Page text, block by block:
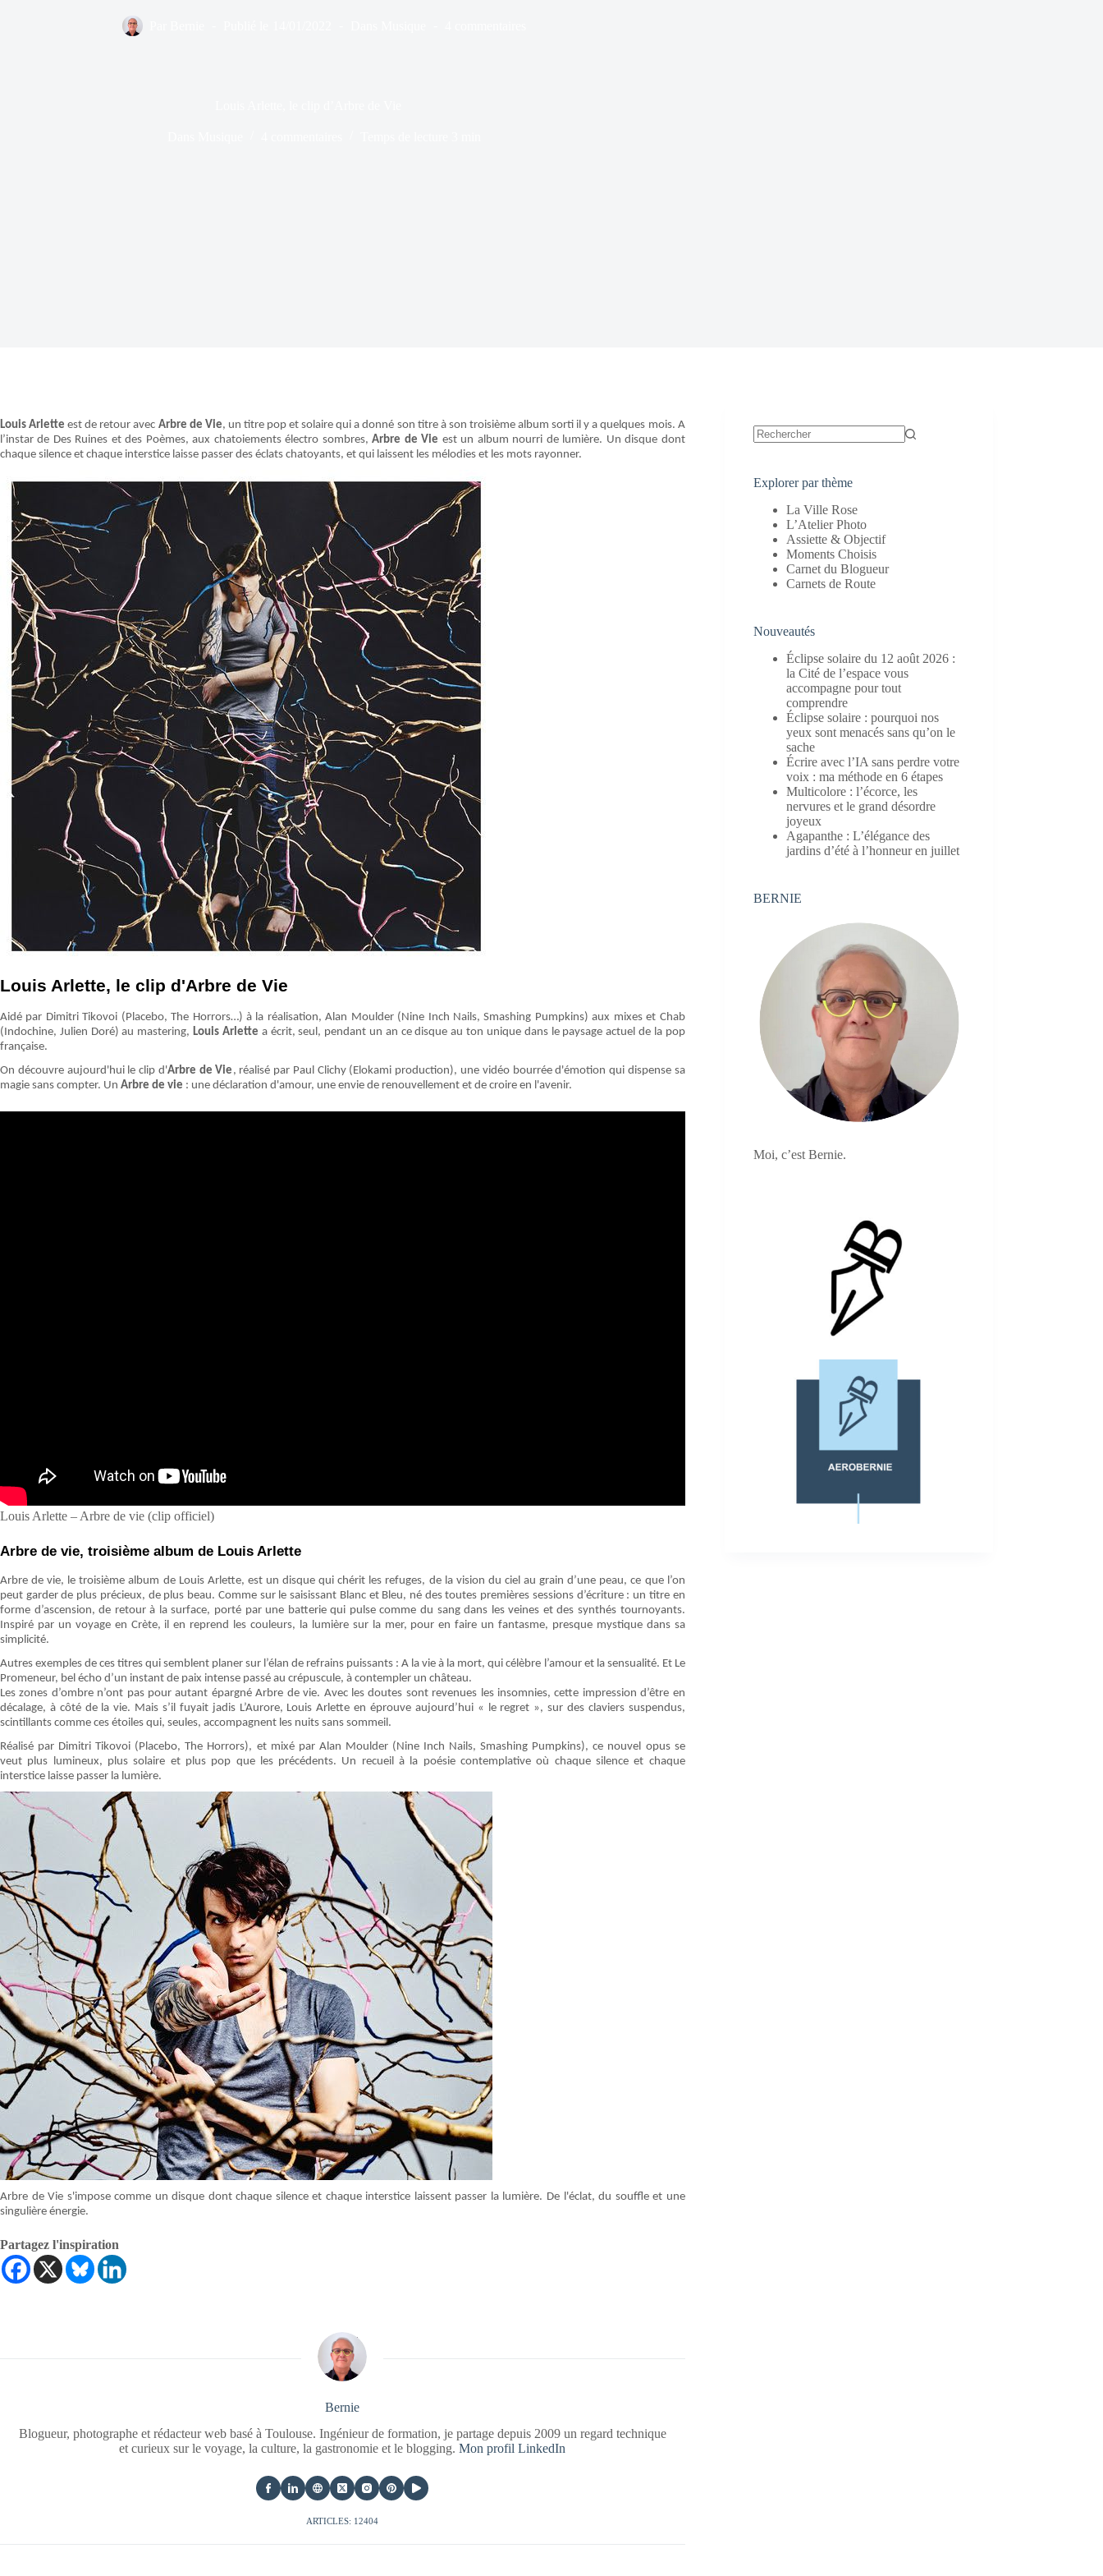
Louis Arlette est de retour avec Arbre de Vie, un titre pop et solaire qui a donné son titre à son troisième album sorti il y a quelques mois. A
l’instar de Des Ruines et des Poèmes, aux chatoiements électro sombres,Arbre de Vie est un album nourri de lumière. Un disque dont
chaque silence et chaque interstice laisse passer des éclats chatoyants, et qui laissent les mélodies et les mots rayonner.
Louis Arlette, le clip d'Arbre de Vie
Aidé par Dimitri Tikovoi (Placebo, The Horrors…) à la réalisation, Alan Moulder (Nine Inch Nails, Smashing Pumpkins) aux mixes et Chab
(Indochine, Julien Doré) au mastering, Louis Arlette a écrit, seul, pendant un an ce disque au ton unique dans le paysage actuel de la pop
française.
On découvre aujourd'hui le clip d'Arbre de Vie , réalisé par Paul Clichy (Elokami production), une vidéo bourrée d'émotion qui dispense sa
magie sans compter. Un Arbre de vie : une déclaration d'amour, une envie de renouvellement et de croire en l'avenir.
Louis Arlette – Arbre de vie (clip officiel)
Arbre de vie, troisième album de Louis Arlette
Arbre de vie, le troisième album de Louis Arlette, est un disque qui chérit les refuges, de la vision du ciel au grain d’une peau, ce que l’on
peut garder de plus précieux, de plus beau. Comme sur le saisissant Blanc et Bleu, né des toutes premières sessions d’écriture : un titre en
forme d’ascension, de retour à la surface, porté par une batterie qui pulse comme du sang dans les veines et des synthés tournoyants.
Inspiré par un voyage en Crète, il en reprend les couleurs, la lumière sur la mer, pour en faire un fantasme, presque mystique dans sa
simplicité.
Autres exemples de ces titres qui semblent planer sur l’élan de refrains puissants : A la vie à la mort, qui célèbre l’amour et la sensualité. Et Le
Promeneur, bel écho d’un instant de paix intense passé au crépuscule, à contempler un château.
Les zones d’ombre n’ont pas pour autant épargné Arbre de vie. Avec les doutes sont revenues les insomnies, cette impression d’être en
décalage, à côté de la vie. Mais s’il fuyait jadis L’Aurore, Louis Arlette en éprouve aujourd’hui « le regret », sur des claviers suspendus,
scintillants comme ces étoiles qui, seules, accompagnent les nuits sans sommeil.
Réalisé par Dimitri Tikovoi (Placebo, The Horrors), et mixé par Alan Moulder (Nine Inch Nails, Smashing Pumpkins), ce nouvel opus se
veut plus lumineux, plus solaire et plus pop que les précédents. Un recueil à la poésie contemplative où chaque silence et chaque
interstice laisse passer la lumière.
Arbre de Vie s'impose comme un disque dont chaque silence et chaque interstice laissent passer la lumière. De l'éclat, du souffle et une
singulière énergie.
Partagez l'inspiration
Bernie
Blogueur, photographe et rédacteur web basé à Toulouse. Ingénieur de formation, je partage depuis 2009 un regard technique
et curieux sur le voyage, la culture, la gastronomie et le blogging.Mon profil LinkedIn
ARTICLES: 12404
Explorer par thème
La Ville Rose
L’Atelier Photo
Assiette & Objectif
Moments Choisis
Carnet du Blogueur
Carnets de Route
Nouveautés
Éclipse solaire du 12 août 2026 :
la Cité de l’espace vous
accompagne pour tout
comprendre
Éclipse solaire : pourquoi nos
yeux sont menacés sans qu’on le
sache
Écrire avec l’IA sans perdre votre
voix : ma méthode en 6 étapes
Multicolore : l’écorce, les
nervures et le grand désordre
joyeux
Agapanthe : L’élégance des
jardins d’été à l’honneur en juillet
BERNIE
Moi, c’est Bernie.